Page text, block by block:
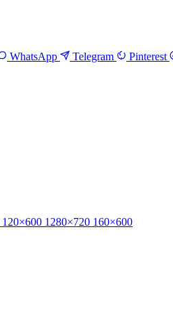
WhatsApp Telegram Pinterest
120×600 1280×720 160×600